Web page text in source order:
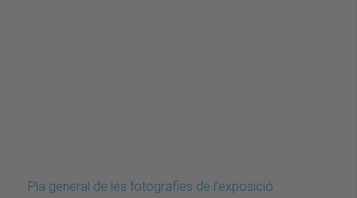
Pla general de les fotografies de l'exposició